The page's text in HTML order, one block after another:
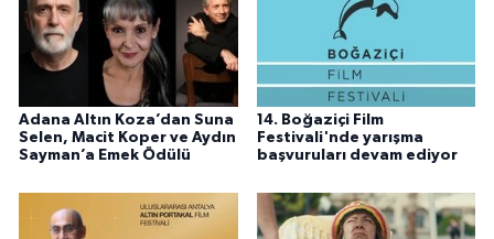
Adana Altın Koza’dan Suna
Selen, Macit Koper ve Aydın
Sayman’a Emek Ödülü
14. Boğaziçi Film
Festivali'nde yarışma
başvuruları devam ediyor